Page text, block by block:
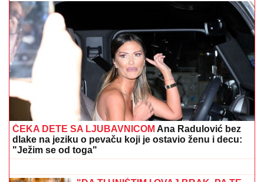
SNIMA SE DOK NAMEŠTA KUPAĆI, MUŠKARCIMA
NIJE DOBRO!
Prezgodna Srpkinja (41) podigla donji
deo bikinija, od oblina se muti um: "Uspostavila
kontakt sa telom" (FOTO)
"NJU TREBA LEČITI"Marija Kulić se
oglasila nakon pomirenja Miljane i
Zole: Pokazala kakve poruke dobija i